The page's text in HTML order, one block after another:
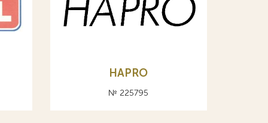
HAPRO
№ 225795